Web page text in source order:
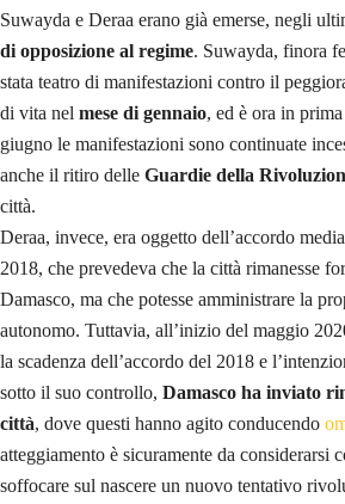
Suwayda e Deraa erano già emerse, negli
di opposizione al regime. Suwayda, finora
stata teatro di manifestazioni contro il
di vita nel mese di gennaio, ed è ora in
giugno le manifestazioni sono continuate
anche il ritiro delle Guardie della
città.
Deraa, invece, era oggetto dell’accordo
2018, che prevedeva che la città rimanesse
Damasco, ma che potesse amministrare la
autonomo. Tuttavia, all’inizio del maggio
la scadenza dell’accordo del 2018 e
sotto il suo controllo, Damasco ha inviato
città, dove questi hanno agito conducendo
atteggiamento è sicuramente da considerarsi
soffocare sul nascere un nuovo tentativo